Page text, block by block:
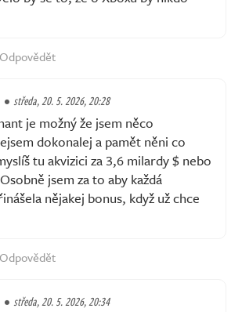
Odpovědět
středa, 20. 5. 2026, 20:28
je možný že jsem něco
dokonalej a pamět něni co
tu akvizici za 3,6 milardy $ nebo
jsem za to aby každá
nějakej bonus, když už chce
Odpovědět
středa, 20. 5. 2026, 20:34